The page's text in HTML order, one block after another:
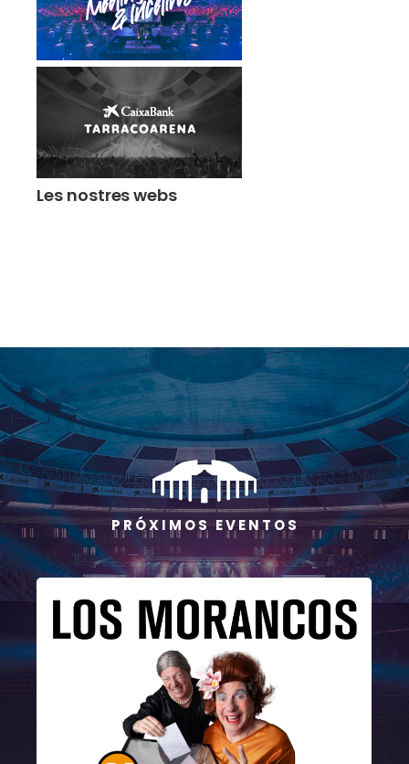
Les nostres webs
P R Ó X I M O S E V E N T O S